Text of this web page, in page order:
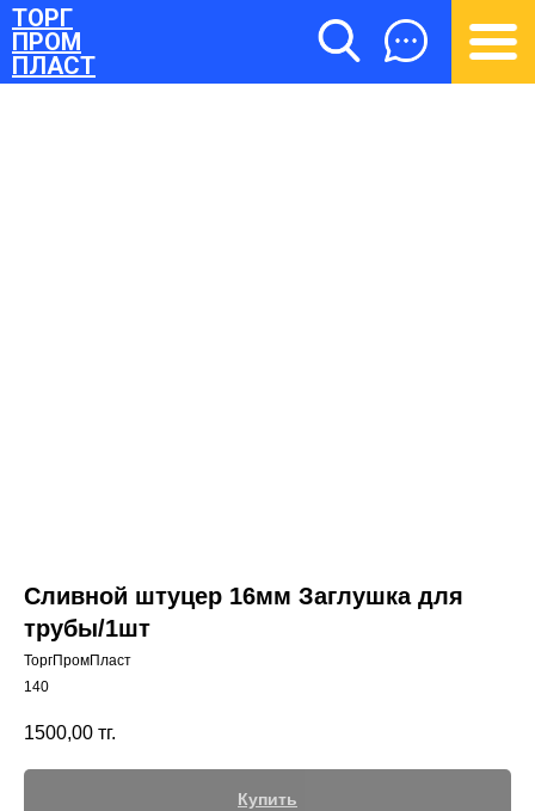
ТОРГ
ПРОМ
ПЛАСТ
(700) 730-70-73
Сливной штуцер 16мм Заглушка для
трубы/1шт
ТоргПромПласт
140
1500,00 тг.
Купить